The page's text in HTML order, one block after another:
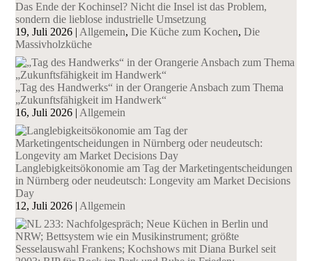
Das Ende der Kochinsel? Nicht die Insel ist das Problem,
sondern die lieblose industrielle Umsetzung
19, Juli 2026 | Allgemein,Die Küche zum Kochen,Die
Massivholzküche
„Tag des Handwerks“ in der Orangerie Ansbach zum Thema
„Zukunftsfähigkeit im Handwerk“
16, Juli 2026 | Allgemein
Langlebigkeitsökonomie am Tag der Marketingentscheidungen
in Nürnberg oder neudeutsch: Longevity am Market Decisions
Day
12, Juli 2026 | Allgemein